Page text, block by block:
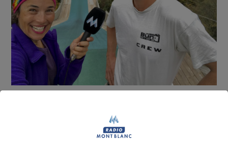
vitesse pour tester le Saut à l'élastique en vélo sur le Bun J